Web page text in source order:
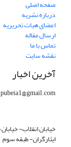
صفحه اصلی
درباره نشریه
اعضای هیات تحریریه
ارسال مقاله
تماس با ما
نقشه سایت
آخرین اخبار
pubeia1@gmail.com تلفکس انجمن: 66950848- 021
ایثارگران- طبقه سوم